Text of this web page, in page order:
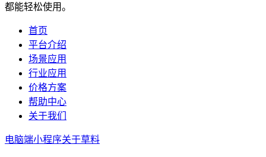
都能轻松使用。
首页
平台介绍
场景应用
行业应用
价格方案
帮助中心
关于我们
电脑端小程序关于草料